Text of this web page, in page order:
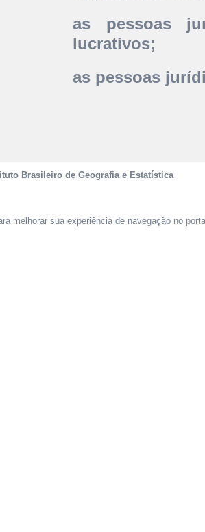
as pessoas
lucrativos;
as pessoas
Brasileiro de Geografia e Estatística
melhorar sua experiência de navegação no